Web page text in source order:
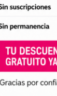
de
estilos,